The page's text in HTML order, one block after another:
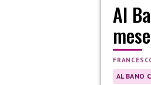
Al
AL BANO